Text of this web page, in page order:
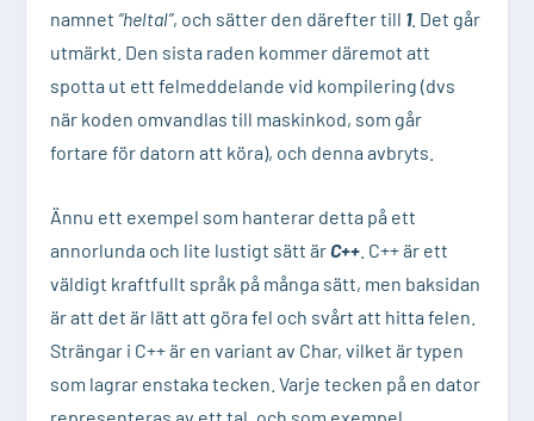
namnet “heltal”, och sätter den därefter till 1. Det går
utmärkt. Den sista raden kommer däremot att
spotta ut ett felmeddelande vid kompilering (dvs
när koden omvandlas till maskinkod, som går
fortare för datorn att köra), och denna avbryts.
Ännu ett exempel som hanterar detta på ett
annorlunda och lite lustigt sätt ärC++ . C++ är ett
väldigt kraftfullt språk på många sätt, men baksidan
är att det är lätt att göra fel och svårt att hitta felen.
Strängar i C++ är en variant av Char, vilket är typen
som lagrar enstaka tecken. Varje tecken på en dator